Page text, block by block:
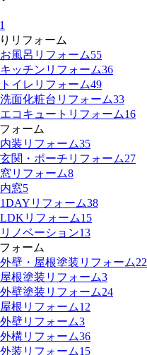
リフォーム
風呂リフォーム55
ッチンリフォーム36
イレリフォーム49
面化粧台リフォーム33
コキュートリフォーム16
ォーム
装リフォーム35
関・ポーチリフォーム27
リフォーム8
窓5
リフォーム38
リフォーム15
ノベーション13
ォーム
壁・屋根塗装リフォーム22
根塗装リフォーム3
壁塗装リフォーム24
根リフォーム12
壁リフォーム3
構リフォーム36
装リフォーム15